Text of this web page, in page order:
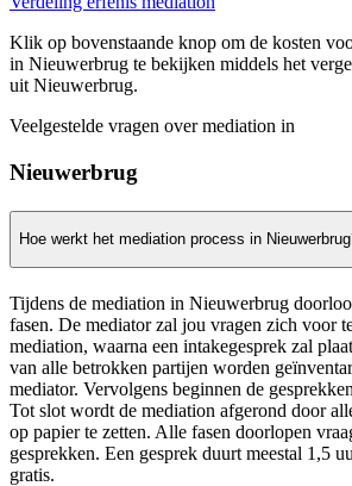
Klik op bovenstaande knop om de kosten
in Nieuwerbrug te bekijken middels het
uit Nieuwerbrug.
Veelgestelde vragen over mediation in
Nieuwerbrug
Hoe werkt het mediation process in
Tijdens de mediation in Nieuwerbrug
fasen. De mediator zal jou vragen zich voor
mediation, waarna een intakegesprek zal
van alle betrokken partijen worden
mediator. Vervolgens beginnen de
Tot slot wordt de mediation afgerond door
op papier te zetten. Alle fasen doorlopen
gesprekken. Een gesprek duurt meestal 1,5
gratis.